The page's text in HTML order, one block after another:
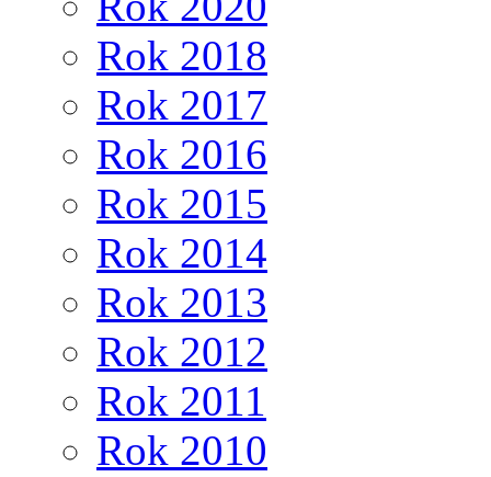
Rok 2018
Rok 2017
Rok 2016
Rok 2015
Rok 2014
Rok 2013
Rok 2012
Rok 2011
Rok 2010